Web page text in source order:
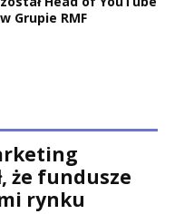
w Grupie RMF
że fundusze
rynku